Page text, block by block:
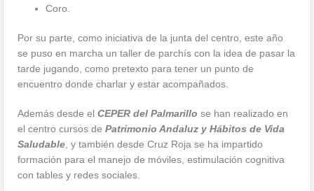
Coro.
Por su parte, como iniciativa de la junta del centro, este año
se puso en marcha un taller de parchís con la idea de pasar la
tarde jugando, como pretexto para tener un punto de
encuentro donde charlar y estar acompañados.
Además desde elCEPER del Palmarillo se han realizado en
el centro cursos dePatrimonio Andaluz y Hábitos de Vida
Saludable , y también desde Cruz Roja se ha impartido
formación para el manejo de móviles, estimulación cognitiva
con tables y redes sociales.